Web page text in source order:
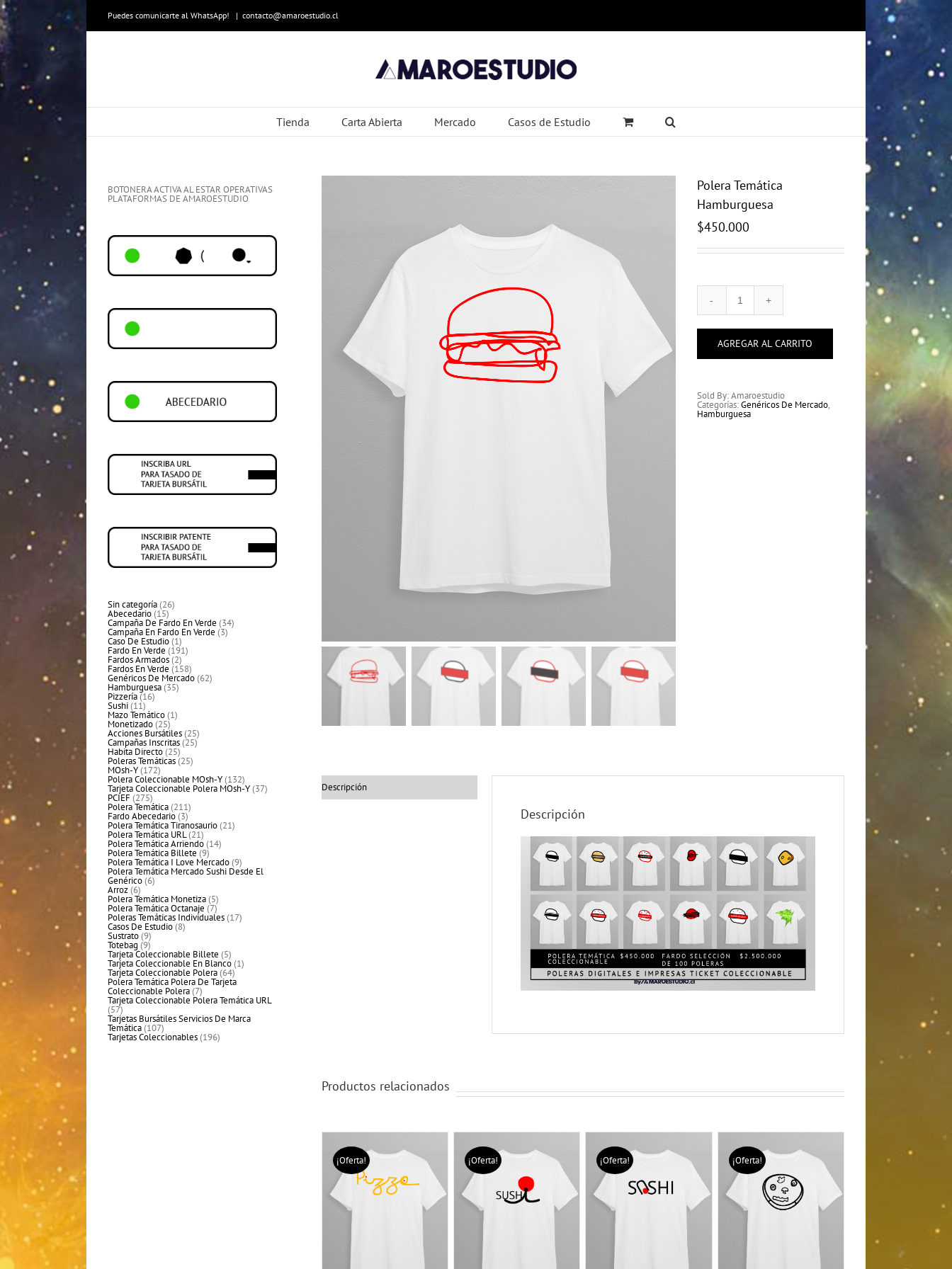
Skip
to
content
Puedes comunicarte al WhatsApp! | contacto@amaroestudio.cl
Tienda Carta Abierta Mercado Casos de Estudio
Polera Temática
Hamburguesa
$450.000
Polera
Temática
cantidad
AGREGAR AL CARRITO
Sold By: Amaroestudio
Categorías:Genéricos De Mercado,
Hamburguesa
Descripción
Descripción
Productos relacionados
¡Oferta! ¡Oferta! ¡Oferta! ¡Oferta!
BOTONERA ACTIVA AL ESTAR OPERATIVAS
PLATAFORMAS DE AMAROESTUDIO
Sin categoría 2626
productos
Abecedario 1515
productos
Campaña De Fardo En Verde 3434
productos
Campaña En Fardo En Verde 33
productos
Caso De Estudio 11
producto
Fardo En Verde 191191
productos
Fardos Armados 22
productos
Fardos En Verde 158158
productos
Genéricos De Mercado 6262
productos
Hamburguesa 3535
productos
Pizzería 1616
productos
Sushi 1111
productos
Mazo Temático 11
producto
Monetizado 2525
productos
Acciones Bursátiles 2525
productos
Campañas Inscritas 2525
productos
Habita Directo 2525
productos
Poleras Temáticas 2525
productos
MOsh-Y 172172
productos
Polera Coleccionable MOsh-Y 132132
productos
Tarjeta Coleccionable Polera MOsh-Y 3737
productos
PCIEF 275275
productos
Polera Temática 211211
productos
Fardo Abecedario 33
productos
Polera Temática Tiranosaurio 2121
productos
Polera Temática URL 2121
productos
Polera Temática Arriendo 1414
productos
Polera Temática Billete 99
productos
Polera Temática I Love Mercado 99
productos
Polera Temática Mercado Sushi Desde El
Genérico 66
productos
Arroz 66
productos
Polera Temática Monetiza 55
productos
Polera Temática Octanaje 77
productos
Poleras Temáticas Individuales 1717
productos
Casos De Estudio 88
productos
Sustrato 99
productos
Totebag 99
productos
Tarjeta Coleccionable Billete 55
productos
Tarjeta Coleccionable En Blanco 11
producto
Tarjeta Coleccionable Polera 6464
productos
Polera Temática Polera De Tarjeta
Coleccionable Polera 77
productos
Tarjeta Coleccionable Polera Temática URL
5757
productos
Tarjetas Bursátiles Servicios De Marca
Temática 107107
productos
Tarjetas Coleccionables 196196
productos